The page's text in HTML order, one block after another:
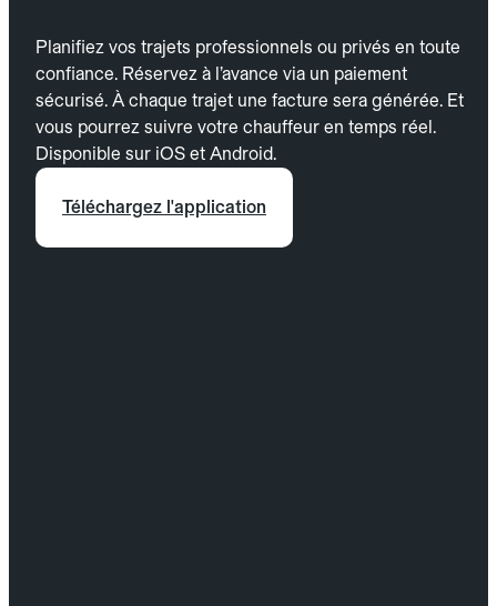
Planifiez vos trajets professionnels ou privés en toute
confiance. Réservez à l’avance via un paiement
sécurisé. À chaque trajet une facture sera générée. Et
vous pourrez suivre votre chauffeur en temps réel.
Disponible sur iOS et Android.
Téléchargez l'application